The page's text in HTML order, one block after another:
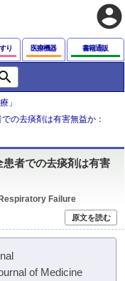
account_circle
り 医療機器 書籍通販
」
の去痰剤は有害無益か：
者での去痰剤は有害
Failure
原文を読む
of Medicine